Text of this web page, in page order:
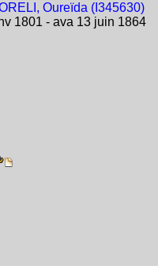
Oureïda (I345630)
1801 - ava 13 juin 1864